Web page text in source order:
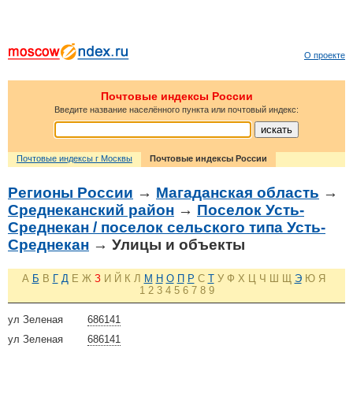
О проекте
Почтовые индексы России
Введите название населённого пункта или почтовый индекс:
Почтовые индексы г Москвы Почтовые индексы России
Регионы России → Магаданская область →
Среднеканский район → Поселок Усть-
Среднекан / поселок сельского типа Усть-
Среднекан → Улицы и объекты
А Б В Г Д Е Ж З И Й К Л М Н О П Р С Т У Ф Х Ц Ч Ш Щ Э Ю Я
1 2 3 4 5 6 7 8 9
686141
ул Зеленая
686141
ул Зеленая